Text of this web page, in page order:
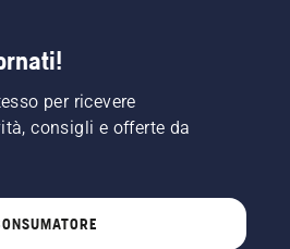
per ricevere
consigli e offerte da